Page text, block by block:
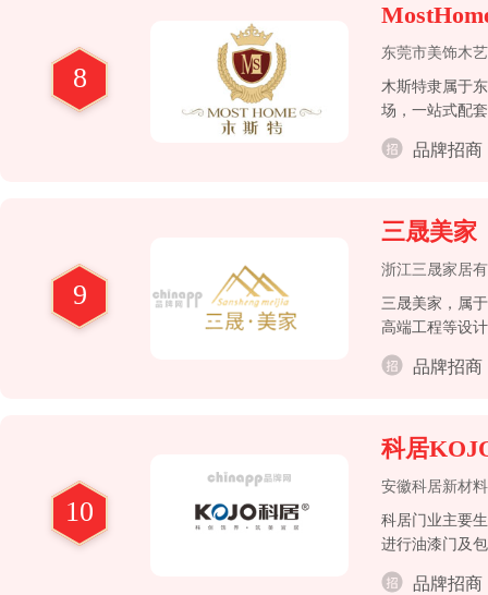
8
东莞市美饰木
木斯特隶属于
场，一站式配
品牌招商
9
三晟美家
浙江三晟家居
三晟美家，属
高端工程等设
品牌招商
10
科居
安徽科居新材
科居门业主要
进行油漆门及
型地产精装修
品牌招商